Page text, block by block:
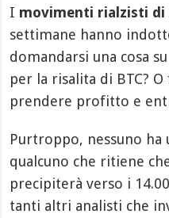
I movimenti rialzisti di
settimane hanno
domandarsi una cosa
per la risalita di BTC?
prendere profitto e
Purtroppo, nessuno ha
qualcuno che ritiene
precipiterà verso i
tanti altri analisti che